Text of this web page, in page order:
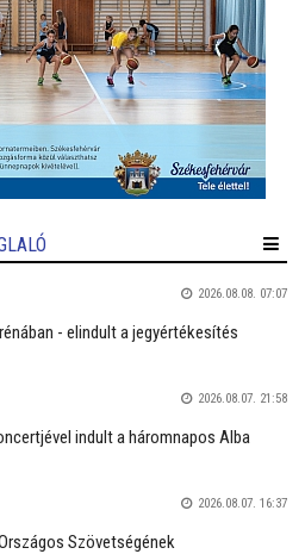
2026.08.08. 07:07
- elindult a jegyértékesítés
2026.08.07. 21:58
indult a háromnapos Alba
2026.08.07. 16:37
Szövetségének